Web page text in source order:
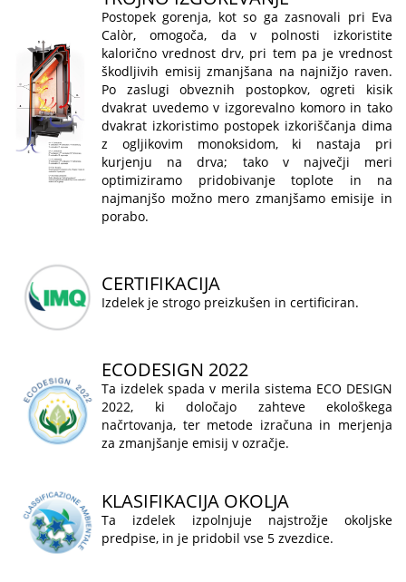
Postopek gorenja, kot so ga zasnovali pri Eva
Calòr, omogoča, da v polnosti izkoristite
kalorično vrednost drv, pri tem pa je vrednost
škodljivih emisij zmanjšana na najnižjo raven.
Po zaslugi obveznih postopkov, ogreti kisik
dvakrat uvedemo v izgorevalno komoro in tako
dvakrat izkoristimo postopek izkoriščanja dima
z ogljikovim monoksidom, ki nastaja pri
kurjenju na drva; tako v največji meri
optimiziramo pridobivanje toplote in na
najmanjšo možno mero zmanjšamo emisije in
porabo.
CERTIFIKACIJA
Izdelek je strogo preizkušen in certificiran.
ECODESIGN 2022
Ta izdelek spada v merila sistema ECO DESIGN
2022, ki določajo zahteve ekološkega
načrtovanja, ter metode izračuna in merjenja
za zmanjšanje emisij v ozračje.
KLASIFIKACIJA OKOLJA
Ta izdelek izpolnjuje najstrožje okoljske
predpise, in je pridobil vse 5 zvezdice.